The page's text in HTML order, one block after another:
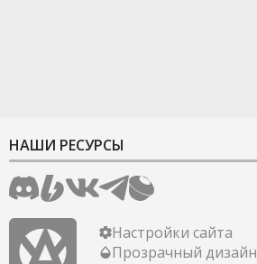
НАШИ РЕСУРСЫ
Настройки сайта
Прозрачный дизайн